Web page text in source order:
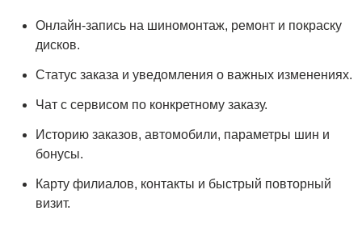
Онлайн-запись на шиномонтаж, ремонт и покраску
дисков.
Статус заказа и уведомления о важных изменениях.
Чат с сервисом по конкретному заказу.
Историю заказов, автомобили, параметры шин и
бонусы.
Карту филиалов, контакты и быстрый повторный
визит.